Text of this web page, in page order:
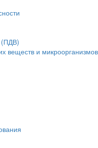
(ПДВ)
веществ и